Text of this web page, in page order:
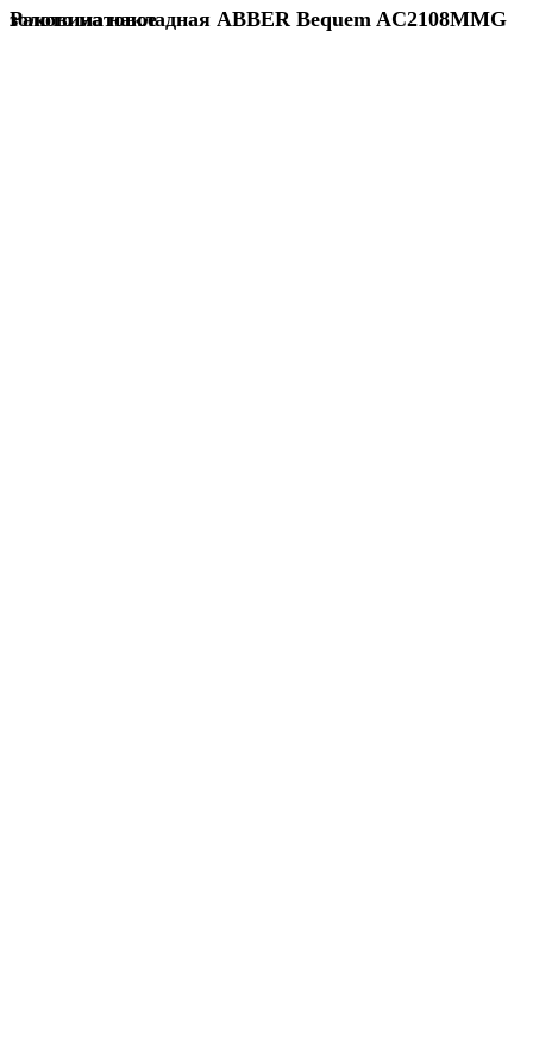
Раковина накладная ABBER Bequem AC2108MMG золото матовое